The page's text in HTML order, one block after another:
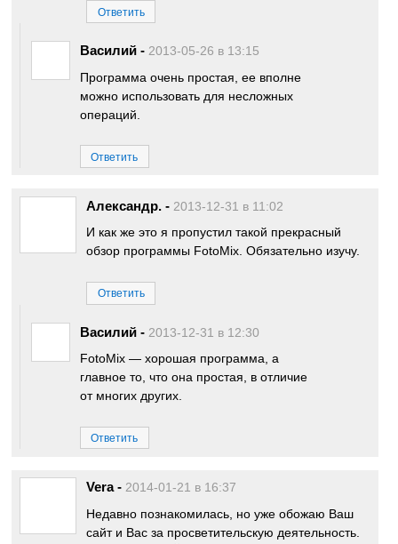
Ответить
Василий - 2013-05-26 в 13:15
Программа очень простая, ее вполне
можно использовать для несложных
операций.
Ответить
Александр. - 2013-12-31 в 11:02
И как же это я пропустил такой прекрасный
обзор программы FotoMix. Обязательно изучу.
Ответить
Василий - 2013-12-31 в 12:30
FotoMix — хорошая программа, а
главное то, что она простая, в отличие
от многих других.
Ответить
Vera - 2014-01-21 в 16:37
Недавно познакомилась, но уже обожаю Ваш
сайт и Вас за просветительскую деятельность.